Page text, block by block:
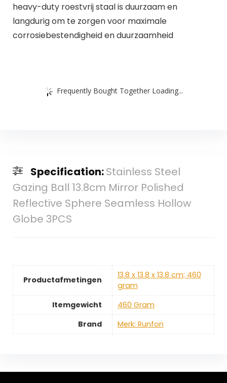
heavy-duty roestvrij staal is duurzaam en
langdurig om te zorgen voor maximale
corrosiebestendigheid en duurzaamheid
Frequently Bought Together Loading...
Specification:Stainless Steel
Gazing Ball 13.8cm Mirror Polished
Reflective Sphere Seamless Hollow
Globe 3PCS
Productafmetingen
‎13.8 x 13.8 x 13.8 cm; 460
gram
Itemgewicht
‎460 Gram
Brand
Merk: Runfon